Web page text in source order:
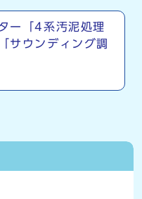
ー「4系汚泥処理
サウンディング調